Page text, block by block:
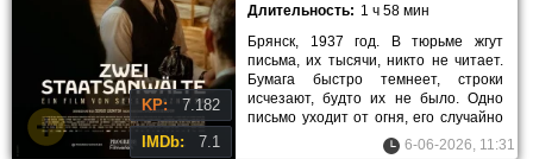
KP: 7.182
IMDb: 7.1
Длительность: 1 ч 58 мин
Брянск, 1937 год. В тюрьме жгут
письма, их тысячи, никто не читает.
Бумага быстро темнеет, строки
исчезают, будто их не было. Одно
письмо уходит от огня, его случайно
откладывают в сторону.6-06-2026, 11:31